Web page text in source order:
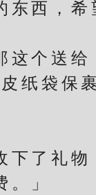
西，希
个送给
纸袋保裹
了礼物
」